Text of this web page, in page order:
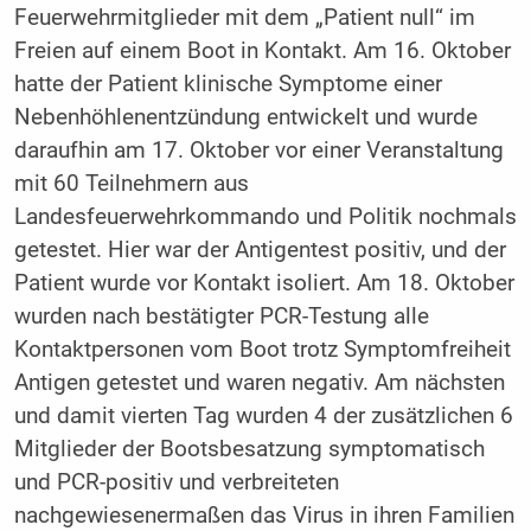
Feuerwehrmitglieder mit dem „Patient null“ im
Freien auf einem Boot in Kontakt. Am 16. Oktober
hatte der Patient klinische Symptome einer
Nebenhöhlenentzündung entwickelt und wurde
daraufhin am 17. Oktober vor einer Veranstaltung
mit 60 Teilnehmern aus
Landesfeuerwehrkommando und Politik nochmals
getestet. Hier war der Antigentest positiv, und der
Patient wurde vor Kontakt isoliert. Am 18. Oktober
wurden nach bestätigter PCR-Testung alle
Kontaktpersonen vom Boot trotz Symptomfreiheit
Antigen getestet und waren negativ. Am nächsten
und damit vierten Tag wurden 4 der zusätzlichen 6
Mitglieder der Bootsbesatzung symptomatisch
und PCR-positiv und verbreiteten
nachgewiesenermaßen das Virus in ihren Familien